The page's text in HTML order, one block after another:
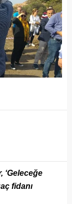
‘Geleceğe
fidanı